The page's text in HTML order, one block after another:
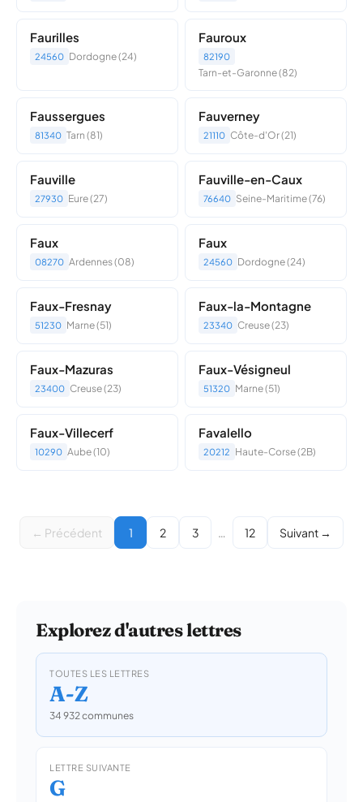
Faurilles
24560 Dordogne (24)
Fauroux
82190
Tarn-et-Garonne (82)
Faussergues
81340 Tarn (81)
Fauverney
21110 Côte-d'Or (21)
Fauville
27930 Eure (27)
Fauville-en-Caux
76640 Seine-Maritime (76)
Faux
08270 Ardennes (08)
Faux
24560 Dordogne (24)
Faux-Fresnay
51230 Marne (51)
Faux-la-Montagne
23340 Creuse (23)
Faux-Mazuras
23400 Creuse (23)
Faux-Vésigneul
51320 Marne (51)
Faux-Villecerf
10290 Aube (10)
Favalello
20212 Haute-Corse (2B)
← Précédent 1 2 3 … 12 Suivant →
Explorez d'autres lettres
TOUTES LES LETTRES
A-Z
34 932 communes
LETTRE SUIVANTE
G